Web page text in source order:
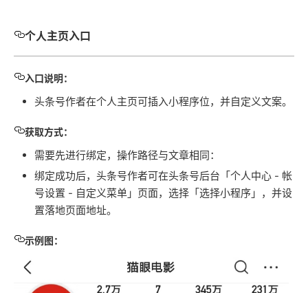
个人主页入口
入口说明：
头条号作者在个人主页可插入小程序位，并自定义文案。
获取方式：
需要先进行绑定，操作路径与文章相同：
绑定成功后，头条号作者可在头条号后台「个人中心 - 帐
号设置 - 自定义菜单」页面，选择「选择小程序」，并设
置落地页面地址。
示例图：